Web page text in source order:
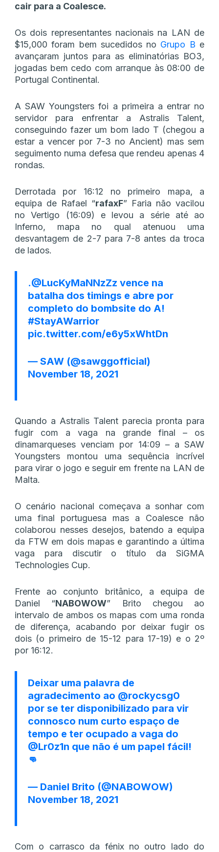
cair para a Coalesce.
Os dois representantes nacionais na LAN de
$15,000 foram bem sucedidos no Grupo B e
avançaram juntos para as eliminatórias BO3,
jogadas bem cedo com arranque às 08:00 de
Portugal Continental.
A SAW Youngsters foi a primeira a entrar no
servidor para enfrentar a Astralis Talent,
conseguindo fazer um bom lado T (chegou a
estar a vencer por 7-3 no Ancient) mas sem
seguimento numa defesa que rendeu apenas 4
rondas.
Derrotada por 16:12 no primeiro mapa, a
equipa de Rafael “rafaxF” Faria não vacilou
no Vertigo (16:09) e levou a série até ao
Inferno, mapa no qual atenuou uma
desvantagem de 2-7 para 7-8 antes da troca
de lados.
.@LucKyMaNNzZz vence na
batalha dos timings e abre por
completo do bombsite do A!
#StayAWarrior
pic.twitter.com/e6y5xWhtDn
— SAW (@sawggofficial)
November 18, 2021
Quando a Astralis Talent parecia pronta para
fugir com a vaga na grande final – os
dinamarqueses venciam por 14:09 – a SAW
Youngsters montou uma sequência incrível
para virar o jogo e seguir em frente na LAN de
Malta.
O cenário nacional começava a sonhar com
uma final portuguesa mas a Coalesce não
colaborou nesses desejos, batendo a equipa
da FTW em dois mapas e garantindo a última
vaga para discutir o título da SiGMA
Technologies Cup.
Frente ao conjunto britânico, a equipa de
Daniel “NABOWOW” Brito chegou ao
intervalo de ambos os mapas com uma ronda
de diferença, acabando por deixar fugir os
dois (o primeiro de 15-12 para 17-19) e o 2º
por 16:12.
Deixar uma palavra de
agradecimento ao @rockycsg0
por se ter disponibilizado para vir
connosco num curto espaço de
tempo e ter ocupado a vaga do
@Lr0z1n que não é um papel fácil!
👊
— Daniel Brito (@NABOWOW)
November 18, 2021
Com o carrasco da fénix no outro lado do